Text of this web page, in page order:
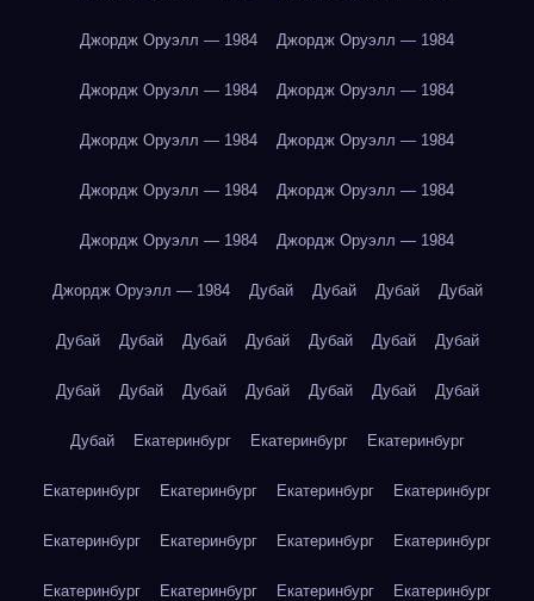
Джордж Оруэлл — 1984 Джордж Оруэлл — 1984
Джордж Оруэлл — 1984 Джордж Оруэлл — 1984
Джордж Оруэлл — 1984 Джордж Оруэлл — 1984
Джордж Оруэлл — 1984 Джордж Оруэлл — 1984
Джордж Оруэлл — 1984 Джордж Оруэлл — 1984
Джордж Оруэлл — 1984 Дубай Дубай Дубай Дубай
Дубай Дубай Дубай Дубай Дубай Дубай Дубай
Дубай Дубай Дубай Дубай Дубай Дубай Дубай
Дубай Екатеринбург Екатеринбург Екатеринбург
Екатеринбург Екатеринбург Екатеринбург Екатеринбург
Екатеринбург Екатеринбург Екатеринбург Екатеринбург
Екатеринбург Екатеринбург Екатеринбург Екатеринбург